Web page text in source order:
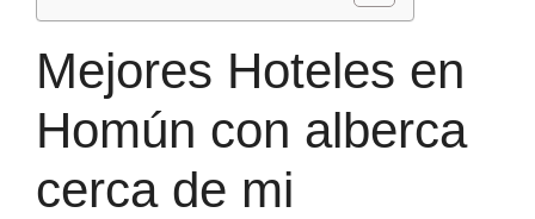
Mejores Hoteles en
Homún con alberca
cerca de mi